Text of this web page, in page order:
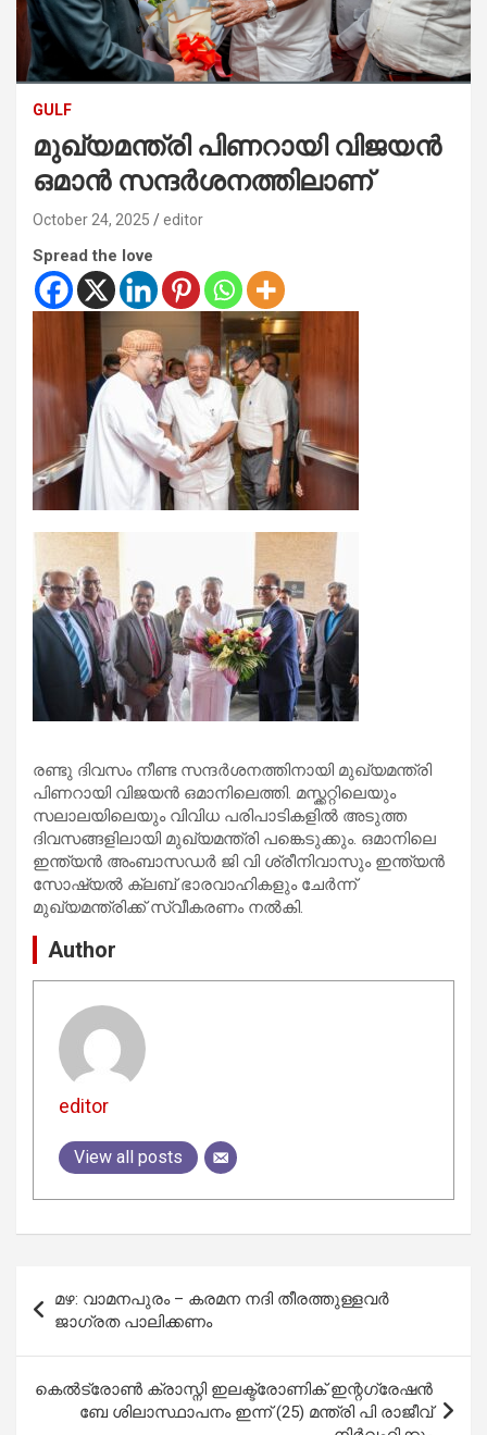
GULF
മുഖ്യമന്ത്രി പിണറായി വിജയൻ
ഒമാൻ സന്ദർശനത്തിലാണ്
October 24, 2025 editor
Spread the love
രണ്ടു ദിവസം നീണ്ട സന്ദർശനത്തിനായി മുഖ്യമന്ത്രി
പിണറായി വിജയൻ ഒമാനിലെത്തി. മസ്ക്കറ്റിലെയും
സലാലയിലെയും വിവിധ പരിപാടികളിൽ അടുത്ത
ദിവസങ്ങളിലായി മുഖ്യമന്ത്രി പങ്കെടുക്കും. ഒമാനിലെ
ഇന്ത്യൻ അംബാസഡർ ജി വി ശ്രീനിവാസും ഇന്ത്യൻ
സോഷ്യൽ ക്ലബ് ഭാരവാഹികളും ചേർന്ന്
മുഖ്യമന്ത്രിക്ക് സ്വീകരണം നൽകി.
Author
editor
View all posts
navigation
മഴ: വാമനപുരം – കരമന നദി തീരത്തുള്ളവർ
ജാഗ്രത പാലിക്കണം
കെൽട്രോണ്‍ ക്രാസ്നി ഇലക്ട്രോണിക് ഇന്റഗ്രേഷൻ
ബേ ശിലാസ്ഥാപനം ഇന്ന് (25) മന്ത്രി പി രാജീവ്